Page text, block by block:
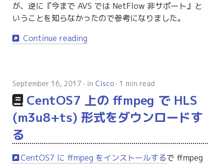
が、逆に『今まで AVS では NetFlow 非サポート』と
いうことを知らなかったので参考になりました。
Continue reading
September 16, 2017 in Cisco 1 min read
CentOS7 上の ffmpeg で HLS
(m3u8+ts) 形式をダウンロードす
る
CentOS7 に ffmpeg をインストールするで ffmpeg